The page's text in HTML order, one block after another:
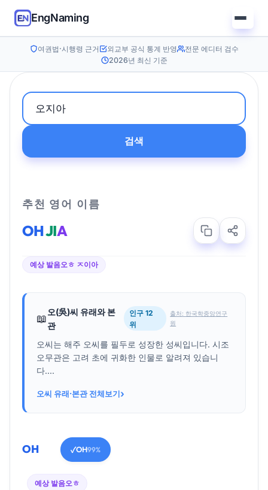
EngNaming
여권법·시행령 근거 외교부 공식 통계 반영
전문 에디터 검수
2026년 최신 기준
검색
추천 영어 이름
OHJIA
예상 발음오ㅎ ㅈ이아
📖
오(吳)씨 유래와 본
관
인구 12
위
출처: 한국학중앙연구
원
오씨는 해주 오씨를 필두로 성장한 성씨입니다. 시조
오무관은 고려 초에 귀화한 인물로 알려져 있습니
다....
오씨 유래·본관 전체보기›
OH ✓OH99%
예상 발음오ㅎ